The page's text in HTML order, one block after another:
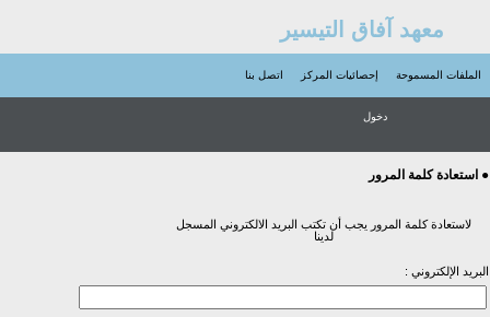
معهد آفاق التيسير
الملفات المسموحة إحصائيات المركز اتصل بنا
دخول
● استعادة كلمة المرور
لاستعادة كلمة المرور يجب أن تكتب البريد الالكتروني المسجل
لدينا
البريد الإلكتروني :